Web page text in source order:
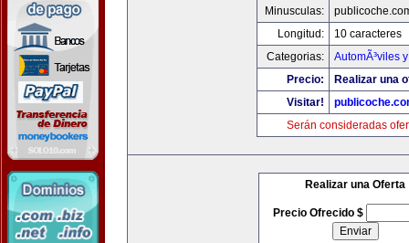
Minusculas:
Longitud:
10 caracteres
Categorias:
AutomÃ³viles
Precio:
Realizar una
Visitar!
Serán consideradas
Realizar una Oferta
Precio Ofrecido $